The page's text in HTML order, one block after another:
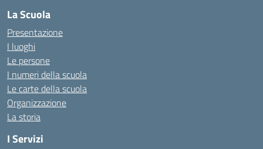
La Scuola
Presentazione
I luoghi
Le persone
I numeri della scuola
Le carte della scuola
Organizzazione
La storia
I Servizi